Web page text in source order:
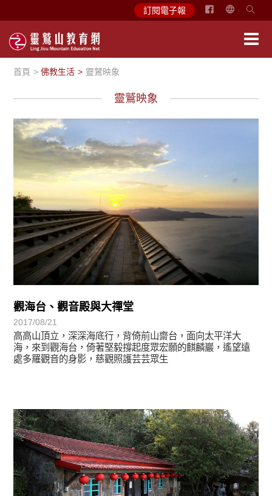
訂閱電子報
简
首頁 佛教生活 靈鷲映象
靈鷲映象
觀海台、觀音殿與大禪堂
2017/08/21
高高山頂立，深深海底行，背倚前山齋台，面向太平洋大
海，來到觀海台，倚著堅毅撐起度眾宏願的麒麟巖，遙望遠
處多羅觀音的身影，慈觀照護芸芸眾生
靈鷲映象